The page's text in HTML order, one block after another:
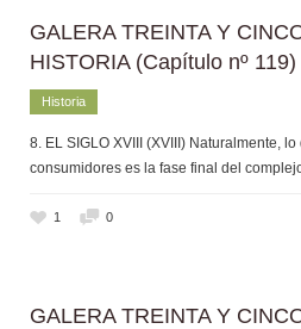
GALERA TREINTA Y
HISTORIA (Capítulo nº 119)
Historia
8. EL SIGLO XVIII (XVIII) Naturalmente,
consumidores es la fase final del
1 0
GALERA TREINTA Y